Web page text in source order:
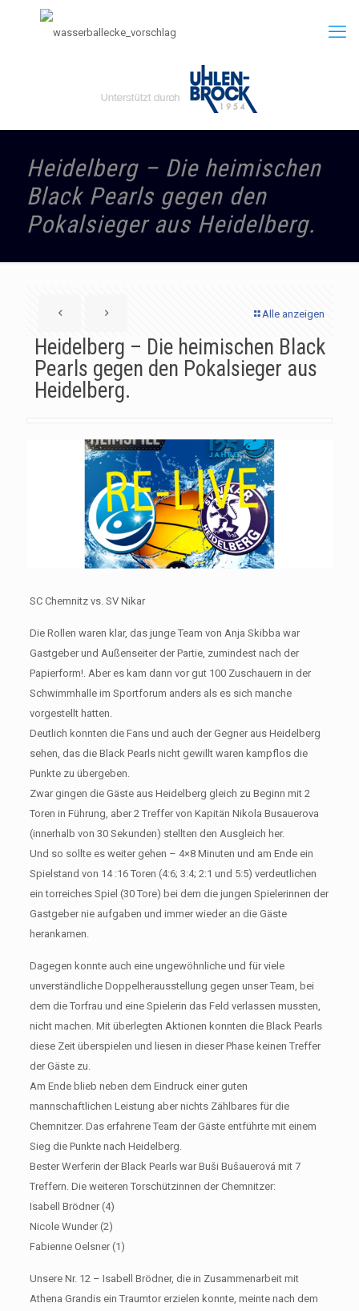
Heidelberg – Die heimischen
Black Pearls gegen den
Pokalsieger aus Heidelberg.
Alle anzeigen
Heidelberg – Die heimischen Black
Pearls gegen den Pokalsieger aus
Heidelberg.
SC Chemnitz vs. SV Nikar
Die Rollen waren klar, das junge Team von Anja Skibba war
Gastgeber und Außenseiter der Partie, zumindest nach der
Papierform!. Aber es kam dann vor gut 100 Zuschauern in der
Schwimmhalle im Sportforum anders als es sich manche
vorgestellt hatten.
Deutlich konnten die Fans und auch der Gegner aus Heidelberg
sehen, das die Black Pearls nicht gewillt waren kampflos die
Punkte zu übergeben.
Zwar gingen die Gäste aus Heidelberg gleich zu Beginn mit 2
Toren in Führung, aber 2 Treffer von Kapitän Nikola Busauerova
(innerhalb von 30 Sekunden) stellten den Ausgleich her.
Und so sollte es weiter gehen – 4×8 Minuten und am Ende ein
Spielstand von 14 :16 Toren (4:6; 3:4; 2:1 und 5:5) verdeutlichen
ein torreiches Spiel (30 Tore) bei dem die jungen Spielerinnen der
Gastgeber nie aufgaben und immer wieder an die Gäste
herankamen.
Dagegen konnte auch eine ungewöhnliche und für viele
unverständliche Doppelherausstellung gegen unser Team, bei
dem die Torfrau und eine Spielerin das Feld verlassen mussten,
nicht machen. Mit überlegten Aktionen konnten die Black Pearls
diese Zeit überspielen und liesen in dieser Phase keinen Treffer
der Gäste zu.
Am Ende blieb neben dem Eindruck einer guten
mannschaftlichen Leistung aber nichts Zählbares für die
Chemnitzer. Das erfahrene Team der Gäste entführte mit einem
Sieg die Punkte nach Heidelberg.
Bester Werferin der Black Pearls war Buši Bušauerová mit 7
Treffern. Die weiteren Torschützinnen der Chemnitzer:
Isabell Brödner (4)
Nicole Wunder (2)
Fabienne Oelsner (1)
Unsere Nr. 12 – Isabell Brödner, die in Zusammenarbeit mit
Athena Grandis ein Traumtor erzielen konnte, meinte nach dem